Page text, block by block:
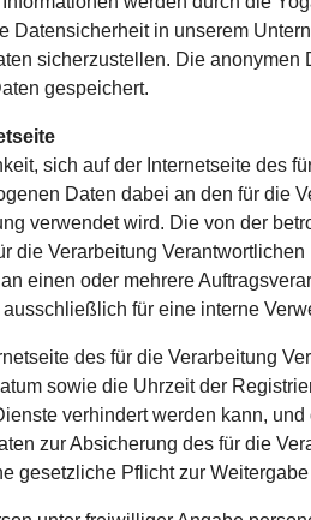
Datensicherheit in unserem
sicherzustellen. Die
gespeichert.
sich auf der Internetseite des
Daten dabei an den für die
verwendet wird. Die von der
die Verarbeitung
einen oder mehrere
für eine interne
des für die Verarbeitung
sowie die Uhrzeit der
verhindert werden kann,
zur Absicherung des für die
gesetzliche Pflicht zur